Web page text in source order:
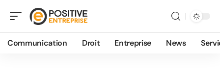
Communication Droit Entreprise News